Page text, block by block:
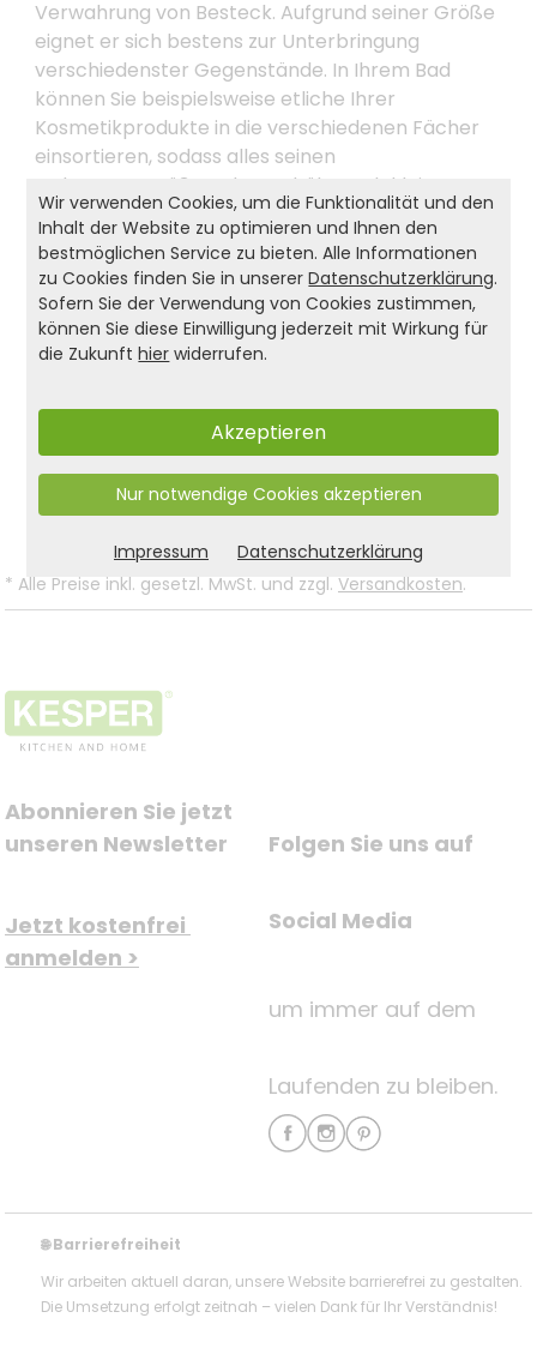
Verwahrung von Besteck. Aufgrund seiner Größe
eignet er sich bestens zur Unterbringung
verschiedenster Gegenstände. In Ihrem Bad
können Sie beispielsweise etliche Ihrer
Kosmetikprodukte in die verschiedenen Fächer
einsortieren, sodass alles seinen
ordnungsgemäßen Platz erhält. Auch kleinere
Werkzeuge, Schrauben, Nägel und Zollstöcke
werden dank dieses praktischen
Ordnungshelfers in Zukunft nicht mehr verlegt.
Lassen Sie Ihrer Kreativität freien Lauf. Machen
Sie den KESPER® Besteckkasten zu IHREM
Besteckkasten!
Produkt- und Sicherheitshinweise:
Zurück zur Liste
* Alle Preise inkl. gesetzl. MwSt. und zzgl. Versandkosten.
Abonnieren Sie jetzt
unseren Newsletter
Jetzt kostenfrei
anmelden >
Folgen Sie uns auf
Social Media
um immer auf dem
Laufenden zu bleiben.
🌐Barrierefreiheit
Wir arbeiten aktuell daran, unsere Website barrierefrei zu gestalten.
Die Umsetzung erfolgt zeitnah – vielen Dank für Ihr Verständnis!
Wir verwenden Cookies, um die Funktionalität und den
Inhalt der Website zu optimieren und Ihnen den
bestmöglichen Service zu bieten. Alle Informationen
zu Cookies finden Sie in unsererDatenschutzerklärung.
Sofern Sie der Verwendung von Cookies zustimmen,
können Sie diese Einwilligung jederzeit mit Wirkung für
die Zukunfthier widerrufen.
Akzeptieren
Nur notwendige Cookies akzeptieren
Impressum Datenschutzerklärung